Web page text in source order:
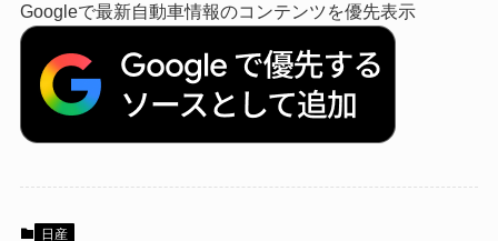
Googleで最新自動車情報のコンテンツを優先表示
日産